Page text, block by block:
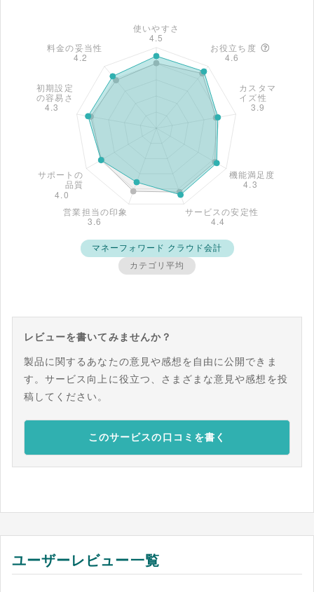
マネーフォワード クラウド会計
カテゴリ平均
レビューを書いてみませんか？
製品に関するあなたの意見や感想を自由に公開できま
す。サービス向上に役立つ、さまざまな意見や感想を投
稿してください。
このサービスの口コミを書く
ユーザーレビュー一覧